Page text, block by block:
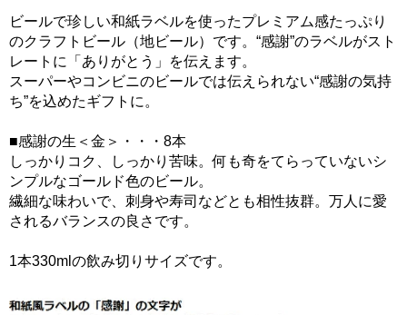
ビールで珍しい和紙ラベルを使ったプレミアム感たっぷり
のクラフトビール（地ビール）です。“感謝”のラベルがスト
レートに「ありがとう」を伝えます。
スーパーやコンビニのビールでは伝えられない“感謝の気持
ち”を込めたギフトに。
■感謝の生＜金＞・・・8本
しっかりコク、しっかり苦味。何も奇をてらっていないシ
ンプルなゴールド色のビール。
繊細な味わいで、刺身や寿司などとも相性抜群。万人に愛
されるバランスの良さです。
1本330mlの飲み切りサイズです。